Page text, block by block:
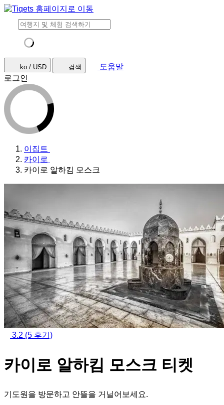
ko / USD 검색
도움말
로그인
이집트
카이로
카이로 알하킴 모스크
3.2 (5 후기)
카이로 알하킴 모스크 티켓
기도원을 방문하고 안뜰을 거닐어보세요.